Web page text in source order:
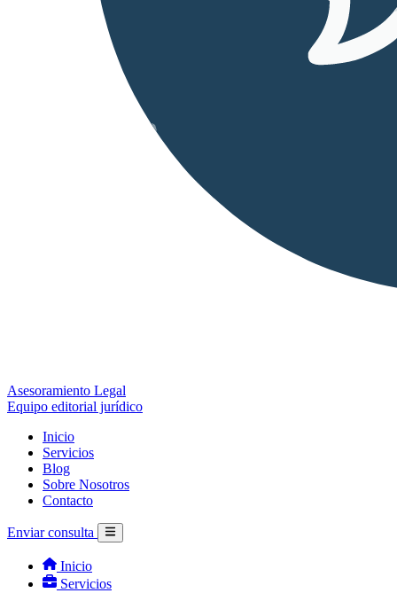
Asesoramiento Legal
Equipo editorial jurídico
Inicio
Servicios
Blog
Sobre Nosotros
Contacto
Enviar consulta
Inicio
Servicios